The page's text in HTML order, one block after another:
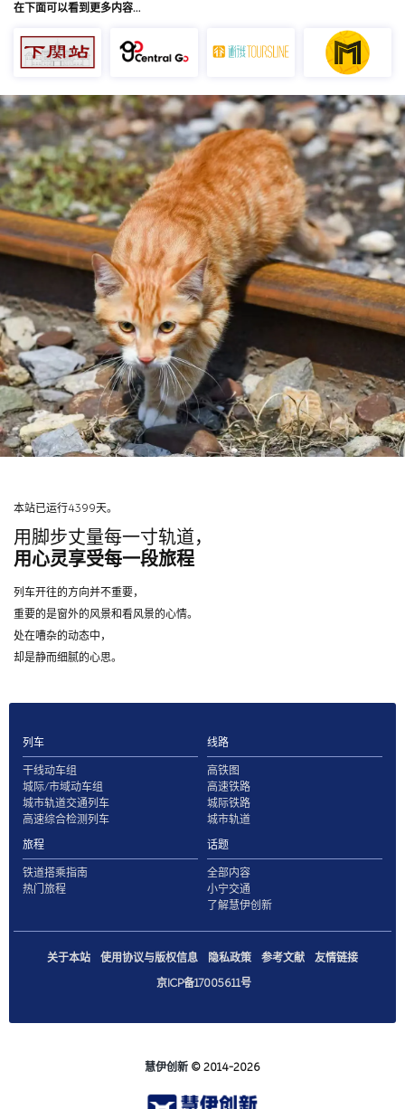
在下面可以看到更多内容…
本站已运行4399天。
用脚步丈量每一寸轨道，
用心灵享受每一段旅程
列车开往的方向并不重要，
重要的是窗外的风景和看风景的心情。
处在嘈杂的动态中，
却是静而细腻的心思。
列车
干线动车组
城际/市域动车组
城市轨道交通列车
高速综合检测列车
线路
高铁图
高速铁路
城际铁路
城市轨道
旅程
铁道搭乘指南
热门旅程
话题
全部内容
小宁交通
了解慧伊创新
关于本站 使用协议与版权信息 隐私政策 参考文献
友情链接
京ICP备17005611号
慧伊创新 © 2014-2026